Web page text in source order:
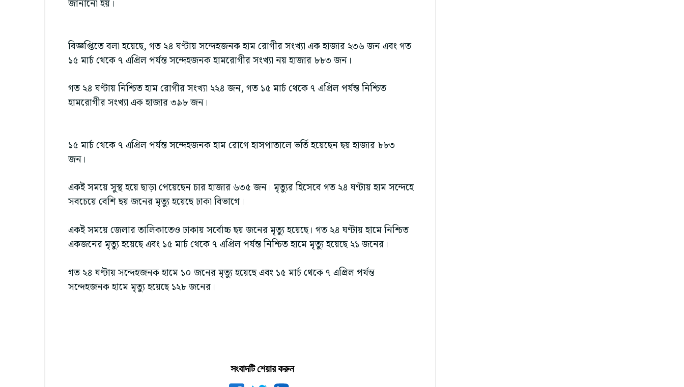
জানানো হয়।
বিজ্ঞপ্তিতে বলা হয়েছে, গত ২৪ ঘণ্টায় সন্দেহজনক হাম রোগীর সংখ্যা এক হাজার ২৩৬ জন এবং গত
১৫ মার্চ থেকে ৭ এপ্রিল পর্যন্ত সন্দেহজনক হামরোগীর সংখ্যা নয় হাজার ৮৮৩ জন।
গত ২৪ ঘণ্টায় নিশ্চিত হাম রোগীর সংখ্যা ২২৪ জন, গত ১৫ মার্চ থেকে ৭ এপ্রিল পর্যন্ত নিশ্চিত
হামরোগীর সংখ্যা এক হাজার ৩৯৮ জন।
১৫ মার্চ থেকে ৭ এপ্রিল পর্যন্ত সন্দেহজনক হাম রোগে হাসপাতালে ভর্তি হয়েছেন ছয় হাজার ৮৮৩
জন।
একই সময়ে সুস্থ হয়ে ছাড়া পেয়েছেন চার হাজার ৬৩৫ জন। মৃত্যুর হিসেবে গত ২৪ ঘণ্টায় হাম সন্দেহে
সবচেয়ে বেশি ছয় জনের মৃত্যু হয়েছে ঢাকা বিভাগে।
একই সময়ে জেলার তালিকাতেও ঢাকায় সর্বোচ্চ ছয় জনের মৃত্যু হয়েছে। গত ২৪ ঘণ্টায় হামে নিশ্চিত
একজনের মৃত্যু হয়েছে এবং ১৫ মার্চ থেকে ৭ এপ্রিল পর্যন্ত নিশ্চিত হামে মৃত্যু হয়েছে ২১ জনের।
গত ২৪ ঘণ্টায় সন্দেহজনক হামে ১০ জনের মৃত্যু হয়েছে এবং ১৫ মার্চ থেকে ৭ এপ্রিল পর্যন্ত
সন্দেহজনক হামে মৃত্যু হয়েছে ১২৮ জনের।
সংবাদটি শেয়ার করুন